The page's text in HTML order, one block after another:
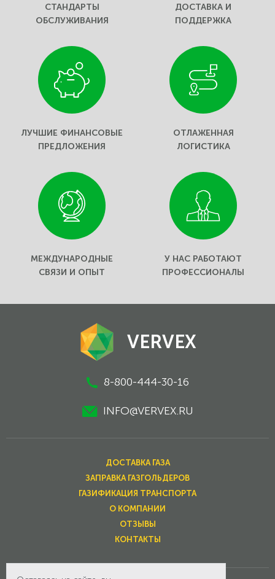
СТАНДАРТЫ
ОБСЛУЖИВАНИЯ
ДОСТАВКА И
ПОДДЕРЖКА
ЛУЧШИЕ ФИНАНСОВЫЕ
ПРЕДЛОЖЕНИЯ
ОТЛАЖЕННАЯ
ЛОГИСТИКА
МЕЖДУНАРОДНЫЕ
СВЯЗИ И ОПЫТ
У НАС РАБОТАЮТ
ПРОФЕССИОНАЛЫ
VERVEX
8-800-444-30-16
INFO@VERVEX.RU
ДОСТАВКА ГАЗА
ЗАПРАВКА ГАЗГОЛЬДЕРОВ
ГАЗИФИКАЦИЯ ТРАНСПОРТА
О КОМПАНИИ
ОТЗЫВЫ
КОНТАКТЫ